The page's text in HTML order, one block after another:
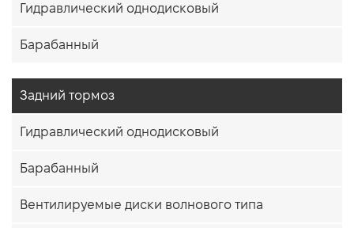
Гидравлический однодисковый
Барабанный
Задний тормоз
Гидравлический однодисковый
Барабанный
Вентилируемые диски волнового типа